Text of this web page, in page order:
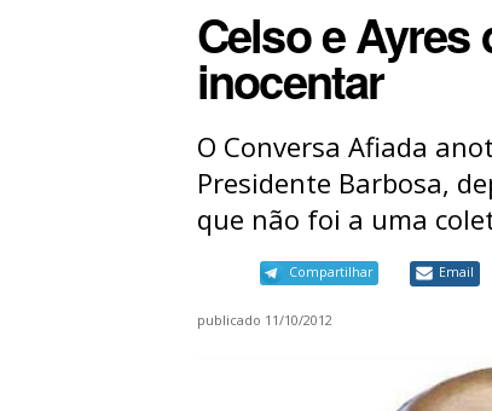
Celso e Ayres
inocentar
O Conversa Afiada
Presidente Barbosa,
que não foi a uma
Compartilhar Email
publicado 11/10/2012